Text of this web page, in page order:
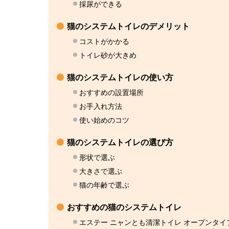
採尿ができる
猫のシステムトイレのデメリット
コストがかかる
トイレ砂が大きめ
猫のシステムトイレの使い方
おすすめの設置場所
お手入れ方法
使い始めのコツ
猫のシステムトイレの選び方
形状で選ぶ
大きさで選ぶ
猫の年齢で選ぶ
おすすめの猫のシステムトイレ
エステー ニャンとも清潔トイレ オープンタイ